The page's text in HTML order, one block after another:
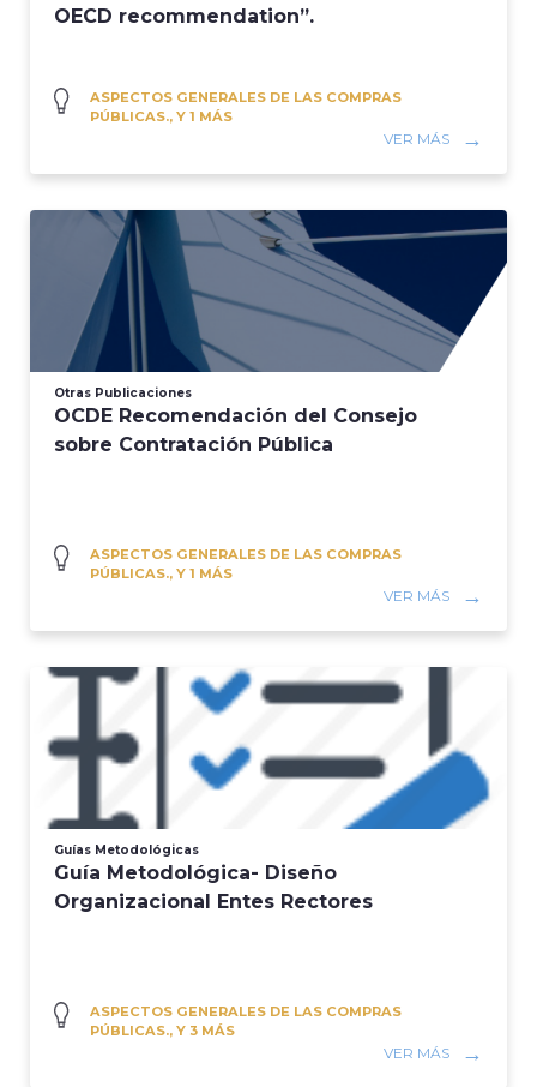
OECD recommendation”.
ASPECTOS GENERALES DE LAS COMPRAS
PÚBLICAS., Y 1 MÁS
VER MÁS
Otras Publicaciones
OCDE Recomendación del Consejo
sobre Contratación Pública
ASPECTOS GENERALES DE LAS COMPRAS
PÚBLICAS., Y 1 MÁS
VER MÁS
Guías Metodológicas
Guía Metodológica- Diseño
Organizacional Entes Rectores
ASPECTOS GENERALES DE LAS COMPRAS
PÚBLICAS., Y 3 MÁS
VER MÁS